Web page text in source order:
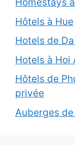
Homestays
Hôtels à Hue
Hotels de
Hotels à Hoi
Hôtels de
privée
Auberges